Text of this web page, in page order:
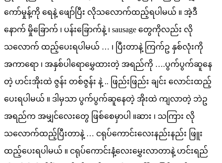
ကော်မှုန့်ကို ရေနဲ့ ဖျော်ပြီး လိုသလောက်ထည့်ရပါမယ် ။ အဲ့ဒီ
နောက် မှိုခြောက် ၊ ပန်းခြောက်နဲ့ ၊ sausage တွေကိုလည်း လို
သလောက် ထည့်ပေးရပါမယ် … ၊ ပြီးတာနဲ့ ကြက်ဥ နှစ်လုံးကို
အကာရော ၊ အနှစ်ပါရောမွှေထားတဲ့ အရည်ကို ….ပွက်ပွက်ဆူနေ
တဲ့ ဟင်းအိုးထဲ ဇွန်း တစ်ဇွန်း နဲ့ .. ဖြည်းဖြည်း ချင်း လောင်းထည့်
ပေးရပါမယ် ။ ဒါမှသာ ပွက်ပွက်ဆူနေတဲ့ အိုးထဲ ကျလာတဲ့ ဘဲဥ
အရည်က အမျှင်လေးတွေ ဖြစ်စေမှာပါ ။ဆား ၊ သကြား လို
သလောက်ထည့်ပြီးတာနဲ့ … ငရုပ်ကောင်းလေးနည်းနည်း ဖြူး
ထည့်ပေးရပါမယ် ။ ငရုပ်ကောင်းနံ့လေးမွှေးလာတာနဲ့ ဟင်းရည်